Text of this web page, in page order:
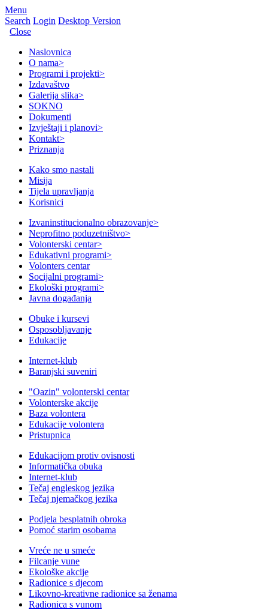
Menu
Search Login Desktop Version
Close
Naslovnica
O nama>
Programi i projekti>
Izdavaštvo
Galerija slika>
SOKNO
Dokumenti
Izvještaji i planovi>
Kontakt>
Priznanja
Kako smo nastali
Misija
Tijela upravljanja
Korisnici
Izvaninstitucionalno obrazovanje>
Neprofitno poduzetništvo>
Volonterski centar>
Edukativni programi>
Volonters centar
Socijalni programi>
Ekološki programi>
Javna događanja
Obuke i kursevi
Osposobljavanje
Edukacije
Internet-klub
Baranjski suveniri
"Oazin" volonterski centar
Volonterske akcije
Baza volontera
Edukacije volontera
Pristupnica
Edukacijom protiv ovisnosti
Informatička obuka
Internet-klub
Tečaj engleskog jezika
Tečaj njemačkog jezika
Podjela besplatnih obroka
Pomoć starim osobama
Vreće ne u smeće
Filcanje vune
Ekološke akcije
Radionice s djecom
Likovno-kreativne radionice sa ženama
Radionica s vunom